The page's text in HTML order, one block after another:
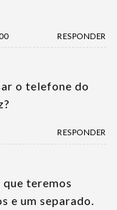
RESPONDER
o telefone do
RESPONDER
teremos
e um separado.